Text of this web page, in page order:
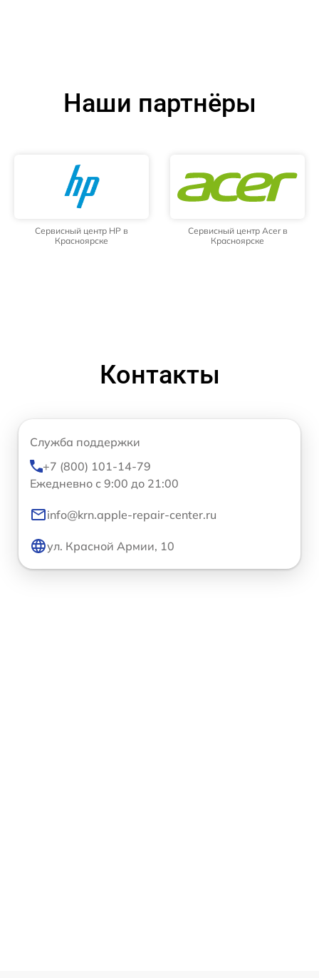
Наши партнёры
Сервисный центр HP в
Красноярске
Сервисный центр Acer в
Красноярске
Контакты
Служба поддержки
+7 (800) 101-14-79
Ежедневно с 9:00 до 21:00
info@krn.apple-repair-center.ru
ул. Красной Армии, 10